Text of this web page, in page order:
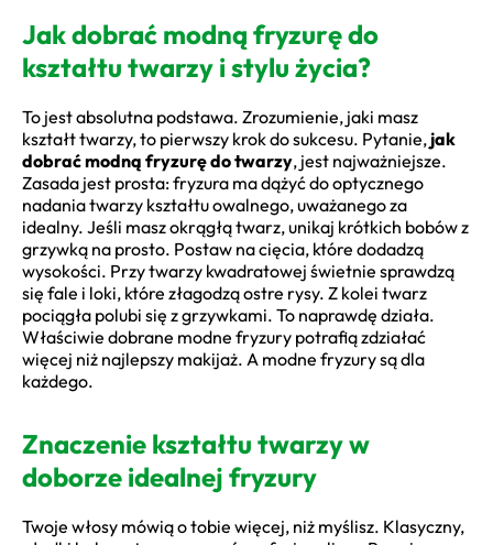
Jak dobrać modną fryzurę do
kształtu twarzy i stylu życia?
To jest absolutna podstawa. Zrozumienie, jaki masz
kształt twarzy, to pierwszy krok do sukcesu. Pytanie, jak
dobrać modną fryzurę do twarzy, jest najważniejsze.
Zasada jest prosta: fryzura ma dążyć do optycznego
nadania twarzy kształtu owalnego, uważanego za
idealny. Jeśli masz okrągłą twarz, unikaj krótkich bobów z
grzywką na prosto. Postaw na cięcia, które dodadzą
wysokości. Przy twarzy kwadratowej świetnie sprawdzą
się fale i loki, które złagodzą ostre rysy. Z kolei twarz
pociągła polubi się z grzywkami. To naprawdę działa.
Właściwie dobrane modne fryzury potrafią zdziałać
więcej niż najlepszy makijaż. A modne fryzury są dla
każdego.
Znaczenie kształtu twarzy w
doborze idealnej fryzury
Twoje włosy mówią o tobie więcej, niż myślisz. Klasyczny,